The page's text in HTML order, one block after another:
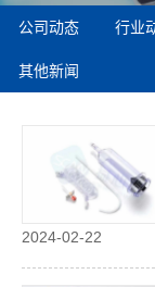
公司动态 行业
其他新闻
2024-02-22